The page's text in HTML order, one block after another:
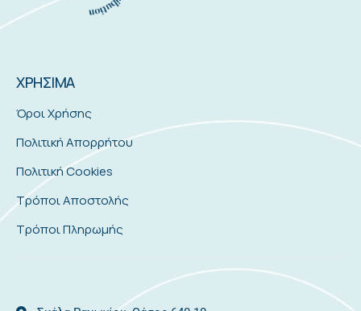
ΧΡΗΣΙΜΑ
Όροι Χρήσης
Πολιτική Απορρήτου
Πολιτική Cookies
Τρόποι Αποστολής
Τρόποι Πληρωμής